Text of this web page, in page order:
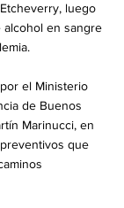
luego
en sangre
el Ministerio
de Buenos
Marinucci, en
que